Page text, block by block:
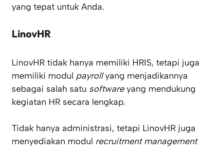
yang tepat untuk Anda.
LinovHR
LinovHR tidak hanya memiliki HRIS, tetapi juga
memiliki modul payrollyang menjadikannya
sebagai salah satu softwareyang mendukung
kegiatan HR secara lengkap.
Tidak hanya administrasi, tetapi LinovHR juga
menyediakan modul recruitment management